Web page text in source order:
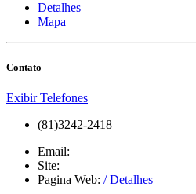
Detalhes
Mapa
Contato
Exibir Telefones
(81)3242-2418
Email:
Site:
Pagina Web: / Detalhes